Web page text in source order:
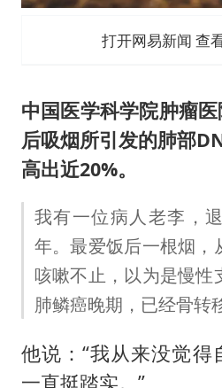
打开网易新闻 查
中国医学科学院肿瘤
后吸烟所引发的肺部
高出近20%。
我有一位病人老李，
年。最爱饭后一根烟，
咳嗽不止，以为是慢性
肺鳞癌晚期，已经骨转
他说：“我从来没觉得
一直挺踏实。”